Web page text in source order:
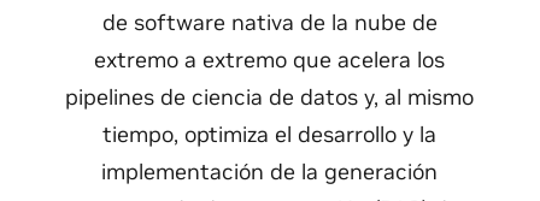
de software nativa de la nube de
extremo a extremo que acelera los
pipelines de ciencia de datos y, al mismo
tiempo, optimiza el desarrollo y la
implementación de la generación